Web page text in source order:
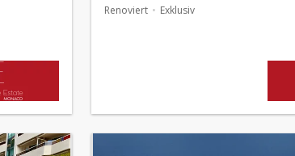
Renoviert Exklusiv